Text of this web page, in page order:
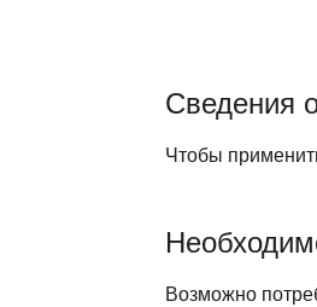
Сведения
Чтобы
Возможно